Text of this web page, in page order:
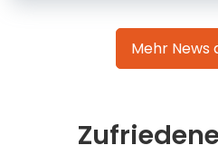
Mehr News